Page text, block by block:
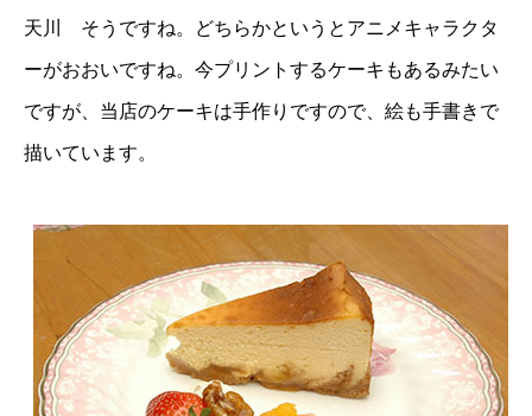
天川 そうですね。どちらかというとアニメキャラクタ
ーがおおいですね。今プリントするケーキもあるみたい
ですが、当店のケーキは手作りですので、絵も手書きで
描いています。